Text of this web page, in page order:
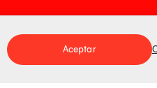
Aceptar